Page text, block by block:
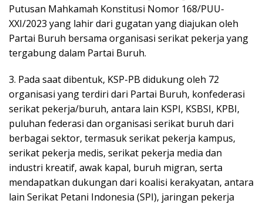
Putusan Mahkamah Konstitusi Nomor 168/PUU-
XXI/2023 yang lahir dari gugatan yang diajukan oleh
Partai Buruh bersama organisasi serikat pekerja yang
tergabung dalam Partai Buruh.
3. Pada saat dibentuk, KSP-PB didukung oleh 72
organisasi yang terdiri dari Partai Buruh, konfederasi
serikat pekerja/buruh, antara lain KSPI, KSBSI, KPBI,
puluhan federasi dan organisasi serikat buruh dari
berbagai sektor, termasuk serikat pekerja kampus,
serikat pekerja medis, serikat pekerja media dan
industri kreatif, awak kapal, buruh migran, serta
mendapatkan dukungan dari koalisi kerakyatan, antara
lain Serikat Petani Indonesia (SPI), jaringan pekerja